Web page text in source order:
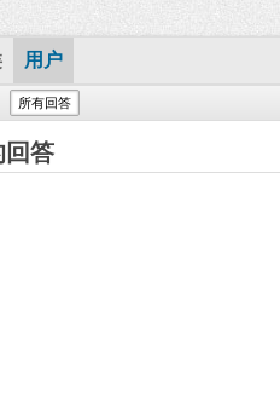
用户
所有回答
答